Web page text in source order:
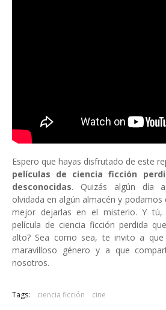
Espero que hayas disfrutado de este
películas de ciencia ficción
desconocidas. Quizás algún día
olvidada en algún almacén y
mejor dejarlas en el misterio. Y tú,
película de ciencia ficción perdida
alto? Sea como sea, te invito a que
maravilloso género y a que
nosotros.
Tags: ciencia ficción cine